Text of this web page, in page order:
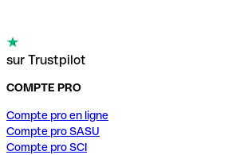
sur Trustpilot
COMPTE PRO
Compte pro en ligne
Compte pro SASU
Compte pro SCI